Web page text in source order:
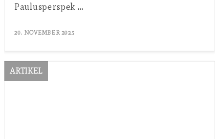
Paulusperspek …
20. NOVEMBER 2025
ARTIKEL